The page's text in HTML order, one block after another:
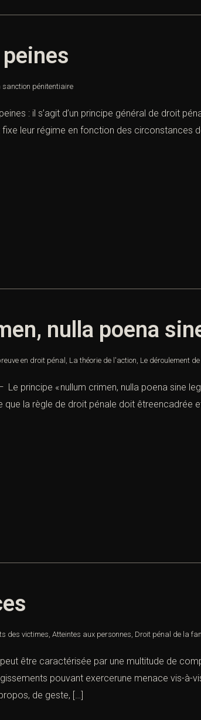
sanction pénitentiaire
: il s’agit d’un principe général de droit
leur régime en fonction des circonstances
nulla poena
en droit pénal , La théorie de l'action, Le déroulement
principe « nullum crimen, nulla poena sine
la règle de droit pénale doit êtreencadrée
des victimes, Atteintes aux personnes, Droit pénal de la
être caractérisée par une multitude de
pouvant exercerune menace vis-à-
de geste, […]